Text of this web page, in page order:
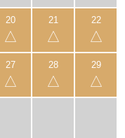
△ △ △
△ △ △